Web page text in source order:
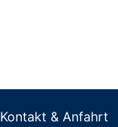
Kontakt & Anfahrt